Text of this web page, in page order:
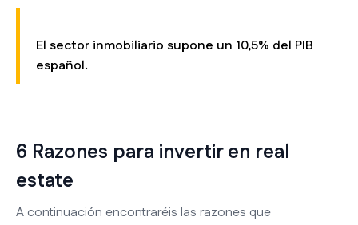
El sector inmobiliario supone un 10,5% del PIB
español.
6 Razones para invertir en real
estate
A continuación encontraréis las razones que